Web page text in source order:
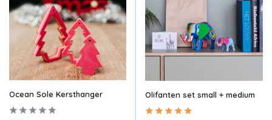
Ocean Sole Kersthanger Olifanten set small + medium